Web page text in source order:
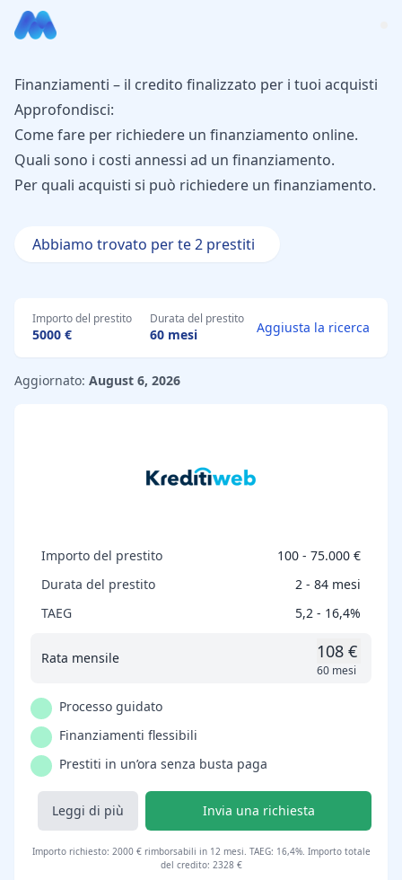
Finanziamenti – il credito finalizzato per i tuoi acquisti
Approfondisci:
Come fare per richiedere un finanziamento online.
Quali sono i costi annessi ad un finanziamento.
Per quali acquisti si può richiedere un finanziamento.
Abbiamo trovato per te 2 prestiti
Importo del prestito
5000 €
Durata del prestito
60 mesi Aggiusta la ricerca
Aggiornato: August 6, 2026
Importo del prestito
100 - 75.000 €
Durata del prestito
2 - 84 mesi
TAEG
5,2 - 16,4%
Rata mensile 108 €
60 mesi
Processo guidato
Finanziamenti flessibili
Prestiti in un’ora senza busta paga
Leggi di più Invia una richiesta
Importo richiesto: 2000 € rimborsabili in 12 mesi. TAEG: 16,4%. Importo totale
del credito: 2328 €